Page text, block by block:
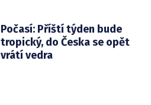
Počasí: Příští týden bude
tropický, do Česka se opět
vrátí vedra